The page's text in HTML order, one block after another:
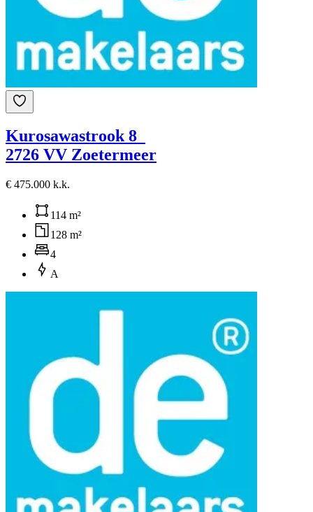
Kurosawastrook 8
2726 VV Zoetermeer
€ 475.000 k.k.
114 m²
128 m²
4
A